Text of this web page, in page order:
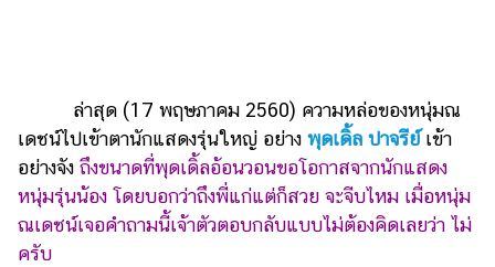
ปัญหา
ร่วม
งาน
กับ
เรา
ล่าสุด (17 พฤษภาคม 2560) ความหล่อของหนุ่มณ
เดชน์ไปเข้าตานักแสดงรุ่นใหญ่ อย่าง พุดเดิ้ล ปาจรีย์เข้า
อย่างจัง ถึงขนาดที่พุดเดิ้ลอ้อนวอนขอโอกาสจากนักแสดง
หนุ่มรุ่นน้อง โดยบอกว่าถึงพี่แก่แต่ก็สวย จะจีบไหม เมื่อหนุ่ม
ณเดชน์เจอคำถามนี้เจ้าตัวตอบกลับแบบไม่ต้องคิดเลยว่า ไม่
ครับ